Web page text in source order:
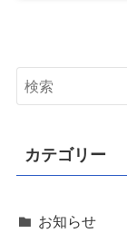
カテゴリー
お知らせ